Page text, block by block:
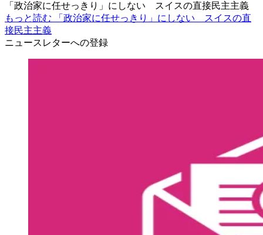
「政治家に任せっきり」にしない スイスの直接民主主義
もっと読む 「政治家に任せっきり」にしない スイスの直
接民主主義
ニュースレターへの登録